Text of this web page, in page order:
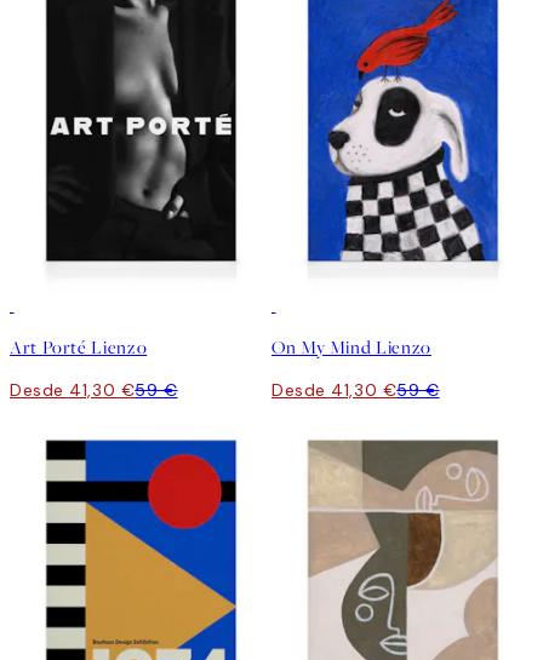
Art Porté Lienzo
Desde 41,30 €59 €
On My Mind Lienzo
Desde 41,30 €59 €